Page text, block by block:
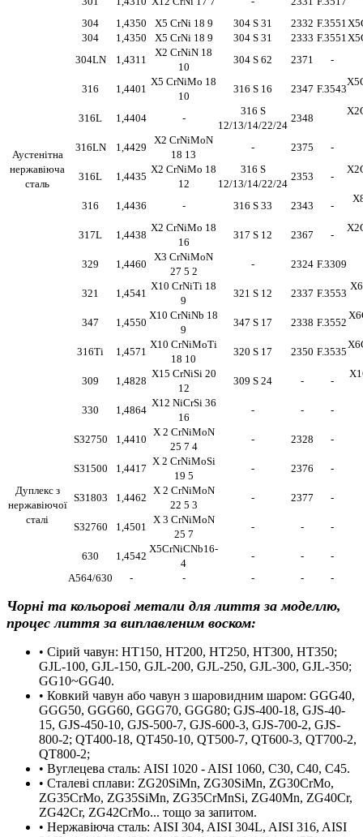
Аустенітна
нержавіюча
сталь
304 1,4350 X5 CrNi 18 9 304 S 31 2332 F.3551
304
1,4350 X5 CrNi 18 9 304 S 31 2333 F.3551
304LN
1,4311
X2 CrNiN 18
10
304 S 62 2371 -
316 1,4401
X5 CrNiMo 18
10
316 S 16 2347 F.3543
316L 1,4404 -
316 S
12/13/14/22/24
2348
316LN 1,4429
X2 CrNiMoN
18 13
- 2375 -
316L 1,4435
X2 CrNiMo 18
12
316 S
12/13/14/22/24
2353 -
316 1,4436 - 316 S 33 2343 -
317L 1,4438
X2 CrNiMo 18
16
317 S 12 2367 -
329 1,4460
X3 CrNiMoN
27 5 2
- 2324 F.3309
321 1,4541
X10 CrNiTi 18
9
321 S 12 2337 F.3553
347 1,4550
X10 CrNiNb 18
9
347 S 17 2338 F.3552
316Ti 1,4571
X10 CrNiMoTi
18 10
320 S 17 2350 F.3535
309 1,4828
X15 CrNiSi 20
12
309 S 24 - -
330 1,4864
X12 NiCrSi 36
16
- - -
Дуплекс з
нержавіючої
сталі
S32750 1,4410
X 2 CrNiMoN
25 7 4
- 2328 -
S31500 1,4417
X 2 CrNiMoSi
19 5
- 2376 -
S31803 1,4462
X 2 CrNiMoN
22 5 3
- 2377 -
S32760 1,4501
X 3 CrNiMoN
25 7
- - -
630 1,4542
X5CrNiCNb16-
4
- -
-
A564/630
- - - - -
Чорні та кольорові метали для лиття за моделлю,
процес лиття за виплавленим воском:
• Сірий чавун: HT150, HT200, HT250, HT300, HT350;
GJL-100, GJL-150, GJL-200, GJL-250, GJL-300, GJL-350;
GG10~GG40.
• Ковкий чавун або чавун з шаровидним шаром: GGG40,
GGG50, GGG60, GGG70, GGG80; GJS-400-18, GJS-40-
15, GJS-450-10, GJS-500-7, GJS-600-3, GJS-700-2, GJS-
800-2; QT400-18, QT450-10, QT500-7, QT600-3, QT700-2,
QT800-2;
• Вуглецева сталь: AISI 1020 - AISI 1060, C30, C40, C45.
• Сталеві сплави: ZG20SiMn, ZG30SiMn, ZG30CrMo,
ZG35CrMo, ZG35SiMn, ZG35CrMnSi, ZG40Mn, ZG40Cr,
ZG42Cr, ZG42CrMo... тощо за запитом.
• Нержавіюча сталь: AISI 304, AISI 304L, AISI 316, AISI